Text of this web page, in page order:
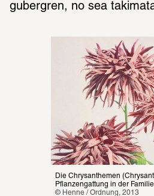
gubergren, no sea
Die Chrysanthemen
Pflanzengattung in der
© Henne / Ordnung, 2013